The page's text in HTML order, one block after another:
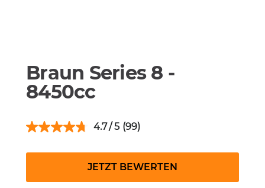
Braun Series 8 -
8450cc
4.7 (99)
JETZT BEWERTEN